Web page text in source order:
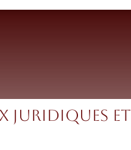
juridiques et